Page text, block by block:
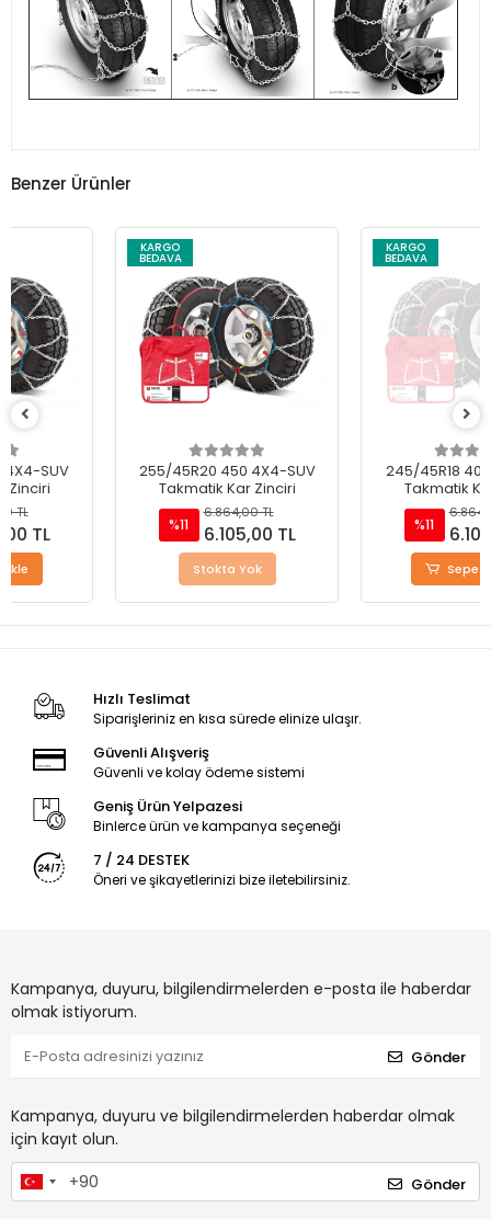
Benzer Ürünler
255/45R20 450 4X4-SUV
Takmatik Kar Zinciri
6.864,00 TL
6.105,00 TL
245/45R18 400 4X4-SUV
Takmatik Kar Zinciri
6.864,00 TL
6.105,00 TL
Hızlı Teslimat
Siparişleriniz en kısa sürede elinize ulaşır.
Güvenli Alışveriş
Güvenli ve kolay ödeme sistemi
Geniş Ürün Yelpazesi
Binlerce ürün ve kampanya seçeneği
7 / 24 DESTEK
Öneri ve şikayetlerinizi bize iletebilirsiniz.
Kampanya, duyuru, bilgilendirmelerden e-posta ile haberdar
olmak istiyorum.
Gönder
Kampanya, duyuru ve bilgilendirmelerden haberdar olmak
için kayıt olun.
Gönder